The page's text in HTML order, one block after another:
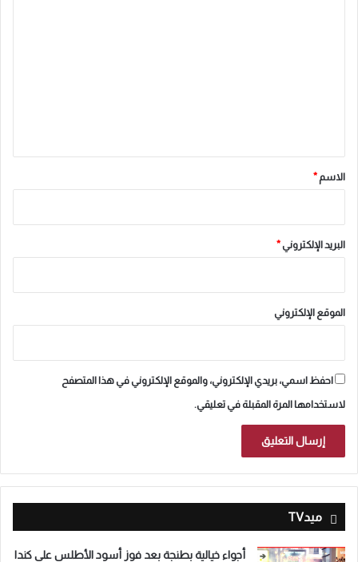
*
الاسم *
البريد الإلكتروني*
الموقع الإلكتروني
احفظ اسمي، بريدي الإلكتروني، والموقع الإلكتروني في هذا المتصفح
لاستخدامها المرة المقبلة في تعليقي.
ميدTV
أجواء خيالية بطنجة بعد فوز أسود الأطلس على كندا